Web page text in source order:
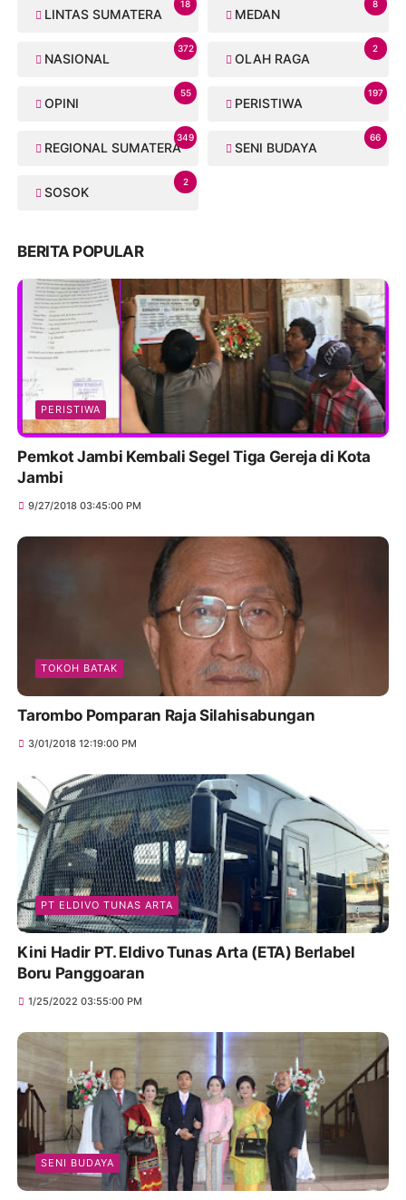
LINTAS SUMATERA
18
MEDAN
8
NASIONAL
372
OLAH RAGA
2
OPINI
55
PERISTIWA
197
REGIONAL SUMATERA
349
SENI BUDAYA
66
SOSOK
2
BERITA POPULAR
PERISTIWA
Pemkot Jambi Kembali Segel Tiga Gereja di Kota
Jambi
9/27/2018 03:45:00 PM
TOKOH BATAK
Tarombo Pomparan Raja Silahisabungan
3/01/2018 12:19:00 PM
PT ELDIVO TUNAS ARTA
Kini Hadir PT. Eldivo Tunas Arta (ETA) Berlabel
Boru Panggoaran
1/25/2022 03:55:00 PM
SENI BUDAYA